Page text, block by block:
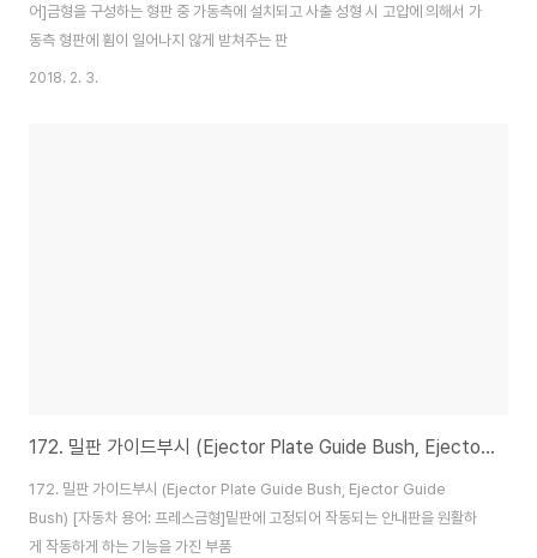
어]금형을 구성하는 형판 중 가동측에 설치되고 사출 성형 시 고압에 의해서 가
동측 형판에 휨이 일어나지 않게 받쳐주는 판
2018. 2. 3.
172. 밀판 가이드부시 (Ejector Plate Guide Bush, Ejector Guide Bush) [자동차 용어: 프레스금형]
172. 밀판 가이드부시 (Ejector Plate Guide Bush, Ejector Guide
Bush) [자동차 용어: 프레스금형]밑판에 고정되어 작동되는 안내판을 원활하
게 작동하게 하는 기능을 가진 부품